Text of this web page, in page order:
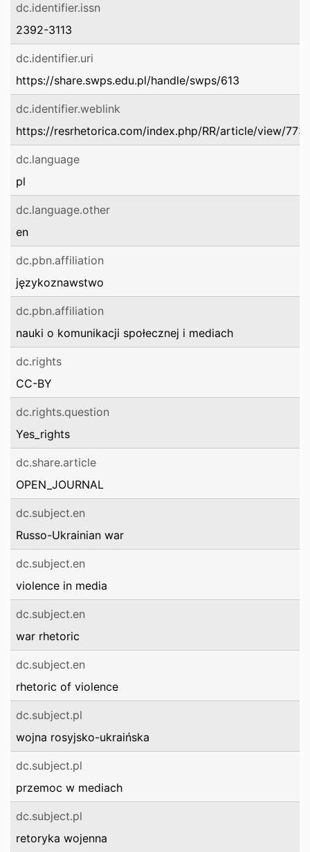
dc.identifier.issn
2392-3113
dc.identifier.uri
https://share.swps.edu.pl/handle/swps/613
dc.identifier.weblink
https://resrhetorica.com/index.php/RR/article/view/773
dc.language
pl
dc.language.other
en
dc.pbn.affiliation
językoznawstwo
dc.pbn.affiliation
nauki o komunikacji społecznej i mediach
dc.rights
CC-BY
dc.rights.question
Yes_rights
dc.share.article
OPEN_JOURNAL
dc.subject.en
Russo-Ukrainian war
dc.subject.en
violence in media
dc.subject.en
war rhetoric
dc.subject.en
rhetoric of violence
dc.subject.pl
wojna rosyjsko-ukraińska
dc.subject.pl
przemoc w mediach
dc.subject.pl
retoryka wojenna